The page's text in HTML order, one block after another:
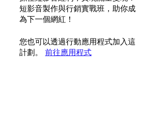
短影音製作與行銷實戰班，助你成
為下一個網紅！
您也可以透過行動應用程式加入這
計劃。
前往應用程式